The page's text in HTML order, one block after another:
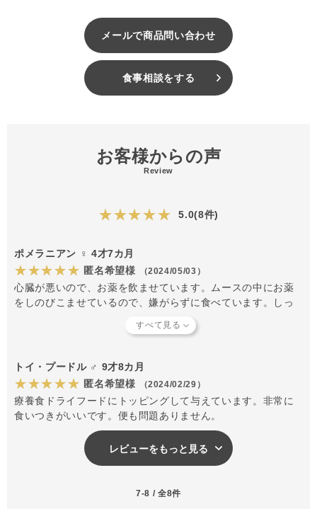
メールで商品問い合わせ
食事相談をする
お客様からの声
Review
★★★★★ 5.0(8件)
ポメラニアン ♀ 4才7カ月
★★★★★ 匿名希望様 （2024/05/03）
心臓が悪いので、お薬を飲ませています。ムースの中にお薬
をしのびこませているので、嫌がらずに食べています。しっ
トイ・プードル ♂ 9才8カ月
★★★★★ 匿名希望様 （2024/02/29）
療養食ドライフードにトッピングして与えています。非常に
食いつきがいいです。便も問題ありません。
レビューをもっと見る
7-8 / 全8件